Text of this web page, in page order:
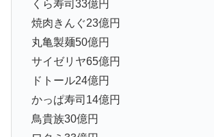
くら寿司33億円
焼肉きんぐ23億円
丸亀製麺50億円
サイゼリヤ65億円
ドトール24億円
かっぱ寿司14億円
鳥貴族30億円